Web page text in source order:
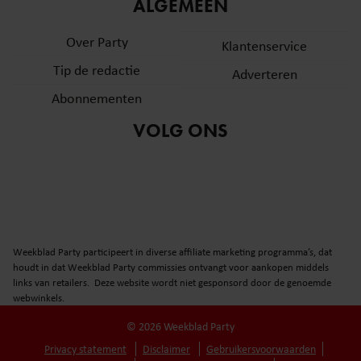
partners kunnen deze gegevens combineren met andere
verzameld op basis van uw gebruik van hun services. U
gaat akkoord met onze cookies als u onze website blijft
ALGEMEEN
Over Party
Tip de redactie
Abonnementen
Klantenservice
Adverteren
VOLG ONS
Weekblad Party participeert in diverse affiliate marketing programma’s, dat
houdt in dat Weekblad Party commissies ontvangt voor aankopen middels
links van retailers. Deze website wordt niet gesponsord door de genoemde
webwinkels.
© 2026 Weekblad Party
Privacy statement
Disclaimer
Gebruikersvoorwaarden